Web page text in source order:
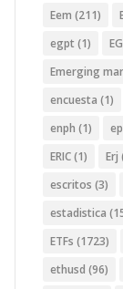
Eem (211)
egpt (1)
Emerging
encuesta (1)
enph (1)
ERIC(1) Erj
escritos (3)
estadistica
ETFs (1723)
ethusd (96)